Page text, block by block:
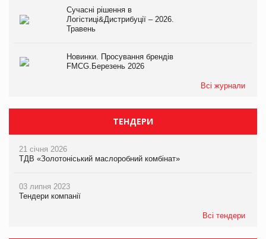
Сучасні рішення в
Логістиці&Дистрибуції – 2026.
Травень
Новинки. Просування брендів
FMCG.Березень 2026
Всі журнали
ТЕНДЕРИ
21 січня 2026
ТДВ «Золотоніський маслоробний комбінат»
03 липня 2023
Тендери компанії
Всі тендери